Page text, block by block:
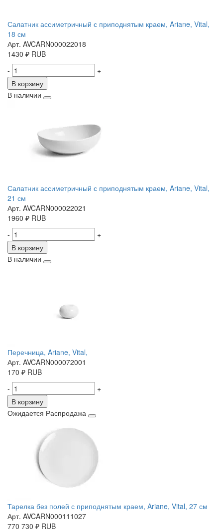
Салатник ассиметричный с приподнятым краем, Ariane, Vital,
18 см
Арт. AVCARN000022018
1430 ₽ RUB
-
+
В корзину
В наличии
Салатник ассиметричный с приподнятым краем, Ariane, Vital,
21 см
Арт. AVCARN000022021
1960 ₽ RUB
-
+
В корзину
В наличии
Перечница, Ariane, Vital,
Арт. AVCARN000072001
170 ₽ RUB
-
+
В корзину
Ожидается Распродажа
Тарелка без полей с приподнятым краем, Ariane, Vital, 27 см
Арт. AVCARN000111027
770 730 ₽ RUB